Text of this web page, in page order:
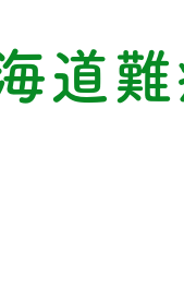
道難